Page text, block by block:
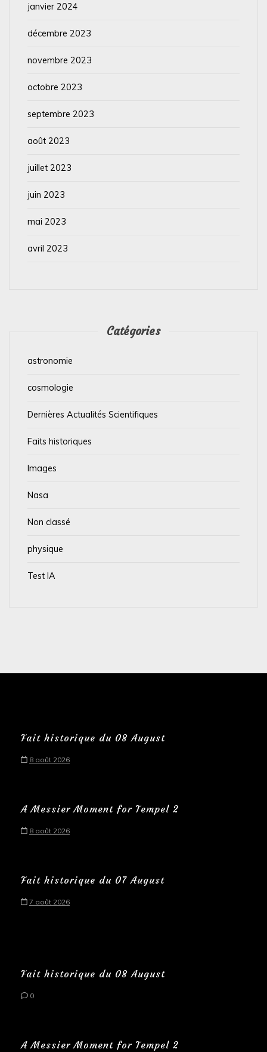
janvier 2024
décembre 2023
novembre 2023
octobre 2023
septembre 2023
août 2023
juillet 2023
juin 2023
mai 2023
avril 2023
Catégories
astronomie
cosmologie
Dernières Actualités Scientifiques
Faits historiques
Images
Nasa
Non classé
physique
Test IA
Fait historique du 08 August
8 août 2026
A Messier Moment for Tempel 2
8 août 2026
Fait historique du 07 August
7 août 2026
Fait historique du 08 August
0
A Messier Moment for Tempel 2